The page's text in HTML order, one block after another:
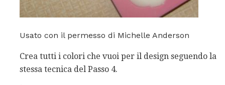
Usato con il permesso di Michelle Anderson
Crea tutti i colori che vuoi per il design seguendo la
stessa tecnica del Passo 4.